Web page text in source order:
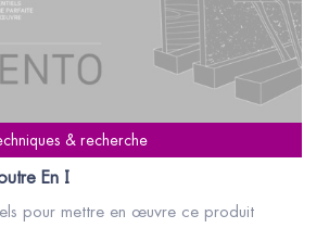
& recherche
En I
pour mettre en œuvre ce produit